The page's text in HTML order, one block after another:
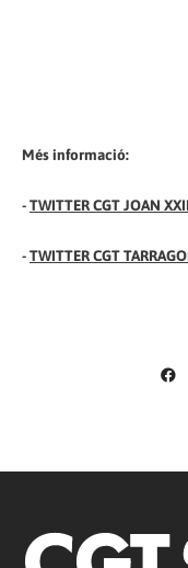
Més informació:
-TWITTER CGT JOAN
-TWITTER CGT